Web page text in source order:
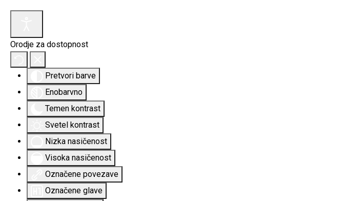
Orodje za dostopnost
Pretvori barve
Enobarvno
Temen kontrast
Svetel kontrast
Nizka nasičenost
Visoka nasičenost
Označene povezave
Označene glave